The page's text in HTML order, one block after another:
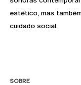
SOBRE
estético, mas
cuidado social.